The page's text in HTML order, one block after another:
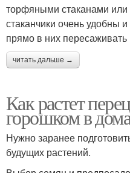
торфяными стаканами
стаканчики очень удобны
прямо в них
читать дальше →
Как растет
горошком в
Нужно заранее
будущих растений.